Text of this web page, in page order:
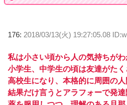
176: 2018/03/13(火) 19:27:05.08
私は小さい頃から人の気持ちが
小学生、中学生の頃は友達がたく
高校生になり、本格的に周囲の人
結果だけ言うとアラフォーで発